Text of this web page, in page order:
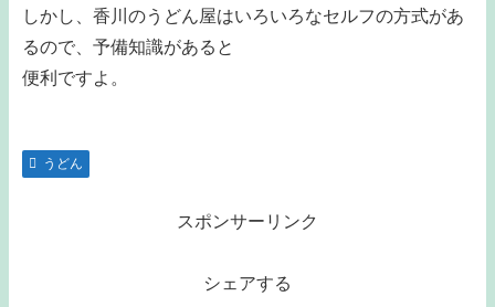
しかし、香川のうどん屋はいろいろなセルフの方式があ
るので、予備知識があると
便利ですよ。
うどん
スポンサーリンク
シェアする